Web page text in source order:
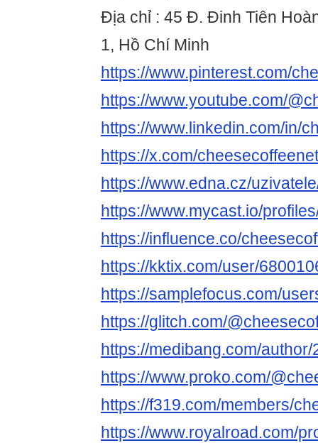
Địa chỉ : 45 Đ. Đinh Tiên
1, Hồ Chí Minh
https://www.pinterest.com/
https://www.youtube.com/
https://www.linkedin.com/in/
https://x.com/cheesecoffeenet
https://www.edna.cz/
https://www.mycast.io/
https://influence.co/
https://kktix.com/user/
https://samplefocus.com/
https://glitch.com/
https://medibang.com/
https://www.proko.com/
https://f319.com/members/
https://www.royalroad.com/